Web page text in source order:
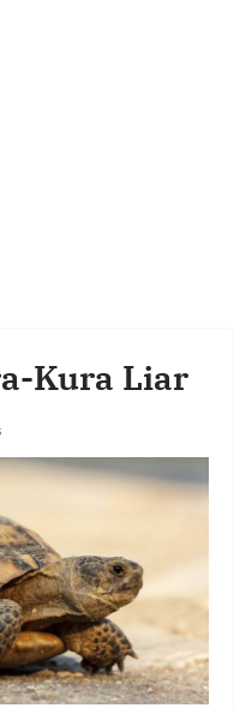
Kura Liar